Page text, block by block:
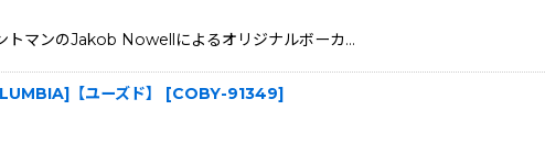
マンのJakob Nowellによるオリジナルボーカ…
【ユーズド】 [COBY-91349]